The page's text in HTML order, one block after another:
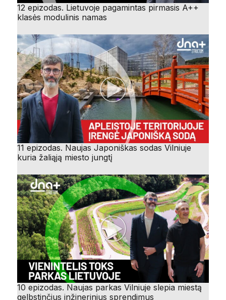
12 epizodas. Lietuvoje pagamintas pirmasis A++
klasės modulinis namas
11 epizodas. Naujas Japoniškas sodas Vilniuje
kuria žaliąją miesto jungtį
10 epizodas. Naujas parkas Vilniuje slepia miestą
gelbstinčius inžinerinius sprendimus